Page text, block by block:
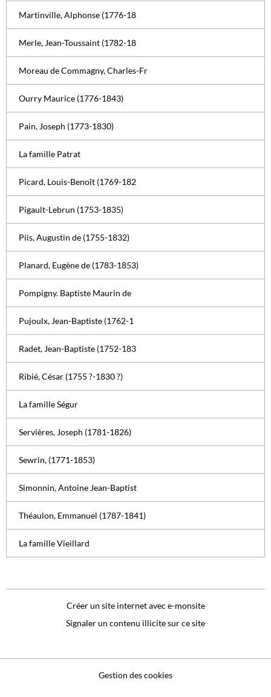
Martinville, Alphonse (1776-18
Merle, Jean-Toussaint (1782-18
Moreau de Commagny, Charles-Fr
Ourry Maurice (1776-1843)
Pain, Joseph (1773-1830)
La famille Patrat
Picard, Louis-Benoît (1769-182
Pigault-Lebrun (1753-1835)
Piis, Augustin de (1755-1832)
Planard, Eugène de (1783-1853)
Pompigny. Baptiste Maurin de
Pujoulx, Jean-Baptiste (1762-1
Radet, Jean-Baptiste (1752-183
Ribié, César (1755 ?-1830 ?)
La famille Ségur
Servières, Joseph (1781-1826)
Sewrin, (1771-1853)
Simonnin, Antoine Jean-Baptist
Théaulon, Emmanuel (1787-1841)
La famille Vieillard
Créer un site internet avec e-monsite
Signaler un contenu illicite sur ce site
Gestion des cookies